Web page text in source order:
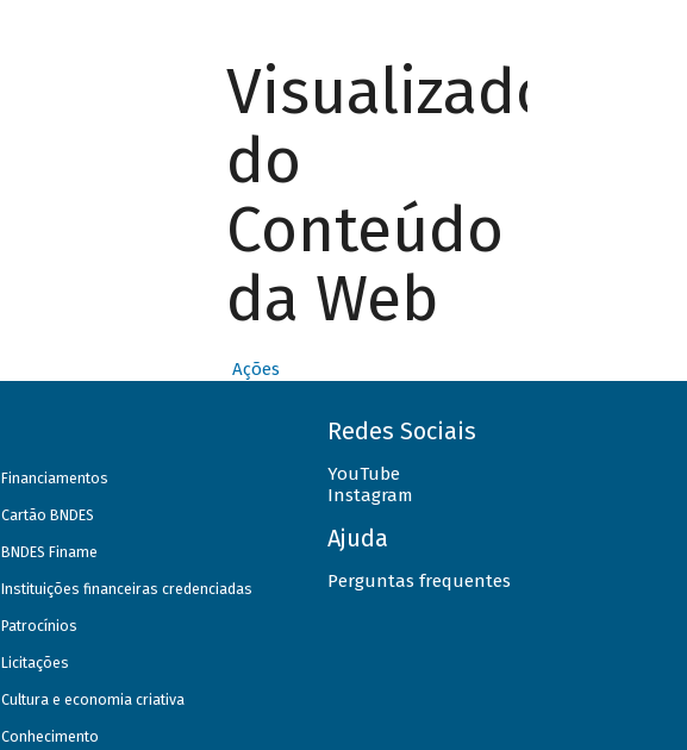
Visualizador
do
Conteúdo
da Web
Ações
Financiamentos
Cartão BNDES
BNDES Finame
Instituições financeiras credenciadas
Patrocínios
Licitações
Cultura e economia criativa
Conhecimento
Redes Sociais
YouTube
Instagram
Ajuda
Perguntas frequentes